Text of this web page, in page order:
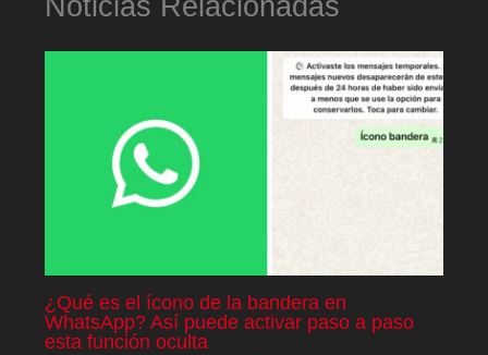
¿Qué es el ícono de la bandera en
WhatsApp? Así puede activar paso a paso
esta función oculta